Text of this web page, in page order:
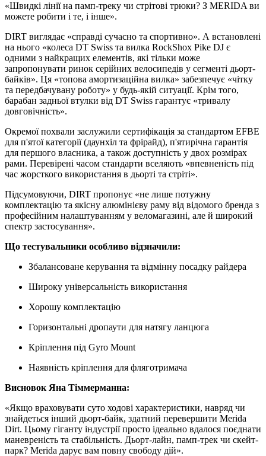
«Швидкі лінії на памп-треку чи стрітові трюки? З MERIDA ви
можете робити і те, і інше».
DIRT виглядає «справді сучасно та спортивно». А встановлені
на нього «колеса DT Swiss та вилка RockShox Pike DJ є
одними з найкращих елементів, які тільки може
запропонувати ринок серійних велосипедів у сегменті дьорт-
байків». Ця «топова амортизаційна вилка» забезпечує «чітку
та передбачувану роботу» у будь-якій ситуації. Крім того,
барабан задньої втулки від DT Swiss гарантує «тривалу
довговічність».
Окремої похвали заслужили сертифікація за стандартом EFBE
для п'ятої категорії (даунхіл та фрірайд), п'ятирічна гарантія
для першого власника, а також доступність у двох розмірах
рами. Перевірені часом стандарти вселяють «впевненість під
час жорсткого використання в дьорті та стріті».
Підсумовуючи, DIRT пропонує «не лише потужну
комплектацію та якісну алюмінієву раму від відомого бренда з
професійним налаштуванням у веломагазині, але й широкий
спектр застосування».
Що тестувальники особливо відзначили:
Збалансоване керування та відмінну посадку райдера
Широку універсальність використання
Хорошу комплектацію
Горизонтальні дропаути для натягу ланцюга
Кріплення під Gyro Mount
Наявність кріплення для фляготримача
Висновок Яна Тіммерманна:
«Якщо враховувати суто ходові характеристики, навряд чи
знайдеться інший дьорт-байк, здатний перевершити Merida
Dirt. Цьому гіганту індустрії просто ідеально вдалося поєднати
маневреність та стабільність. Дьорт-лайн, памп-трек чи скейт-
парк? Merida дарує вам повну свободу дій».